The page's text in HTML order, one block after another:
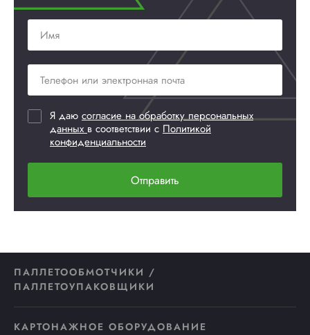
Я даю согласие на обработку персональных
данных в соответствии с Политикой
конфиденциальности
Отправить
ПАЛЛЕТООБМОТЧИКИ /
ПАЛЛЕТОУПАКОВЩИКИ
КАРТОНАЖНОЕ ОБОРУДОВАНИЕ